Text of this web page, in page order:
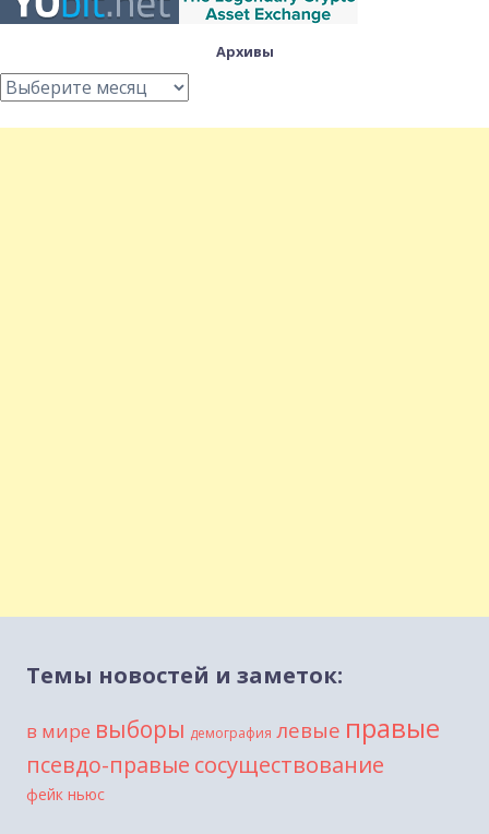
Архивы
Архивы
Темы новостей и заметок:
в мире выборы демография левые правые
псевдо-правые сосуществование
фейк ньюс